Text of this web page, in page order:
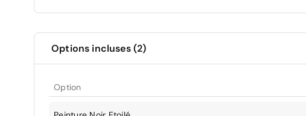
Options incluses (2)
Option